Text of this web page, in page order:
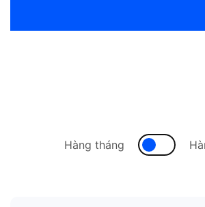
Hàng tháng